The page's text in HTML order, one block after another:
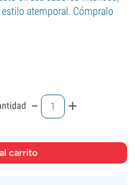
atemporal. Cómpralo
- +